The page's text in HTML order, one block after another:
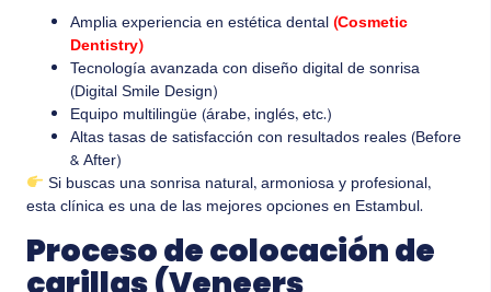
Amplia experiencia en estética dental(Cosmetic
Dentistry)
Tecnología avanzada con diseño digital de sonrisa
(Digital Smile Design)
Equipo multilingüe (árabe, inglés, etc.)
Altas tasas de satisfacción con resultados reales (Before
& After)
Si buscas una sonrisa natural, armoniosa y profesional,
esta clínica es una de las mejores opciones en Estambul.
Proceso de colocación de